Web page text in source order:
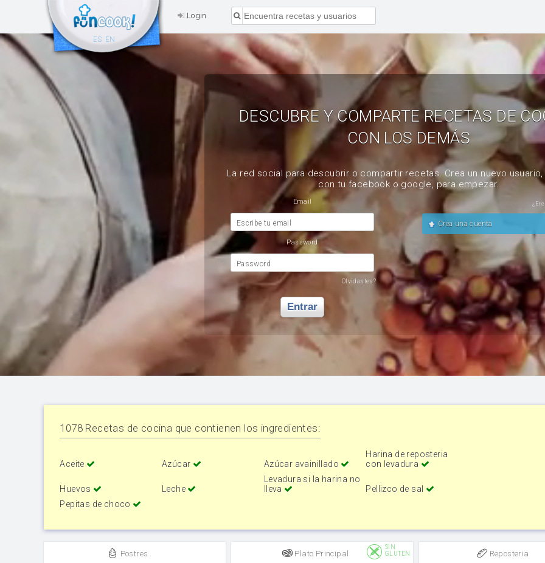
Login
ES EN
DESCUBRE Y COMPARTE RECETAS DE
CON LOS DEMÁS
La red social para descubrir o compartir recetas. Crea un nuevo
con tu facebook o google, para empezar.
Email
Escribe tu email
Password
Password
Olvidastes?
Entrar
Crea una cuenta
1078 Recetas de cocina que contienen los ingredientes:
Aceite Azúcar Azúcar avainillado
Harina de reposteria
con levadura
Huevos Leche
Levadura si la harina no
lleva
Pellizco de sal
Pepitas de choco
Postres Plato Principal
SIN
GLUTEN
Reposteria